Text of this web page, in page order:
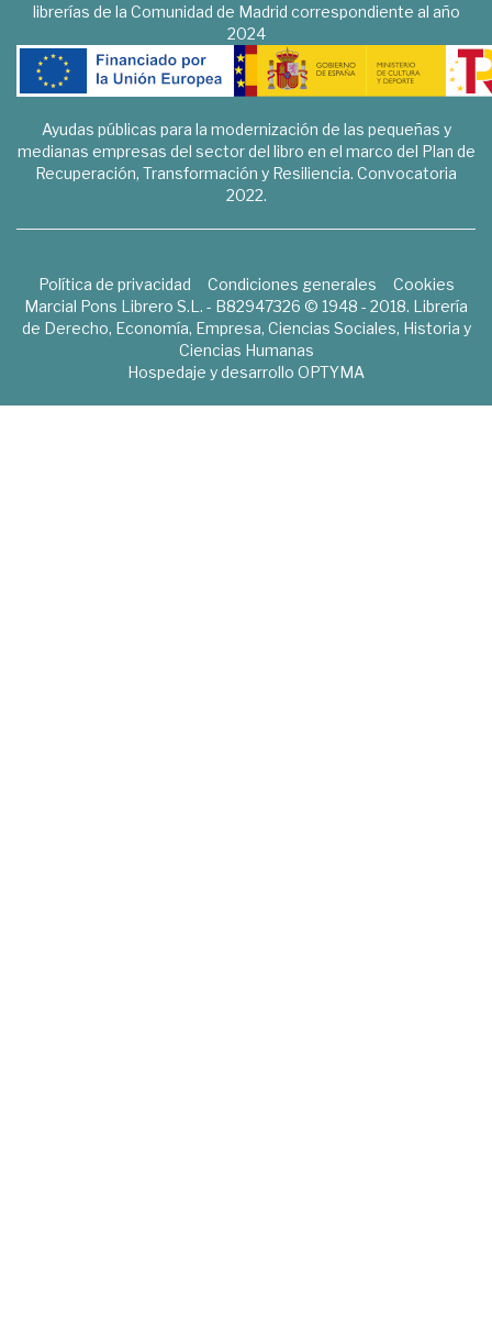
librerías de la Comunidad de Madrid correspondiente al año
2024
Ayudas públicas para la modernización de las pequeñas y
medianas empresas del sector del libro en el marco del Plan de
Recuperación, Transformación y Resiliencia. Convocatoria
2022.
Política de privacidad Condiciones generales
Cookies
Marcial Pons Librero S.L. - B82947326 © 1948 - 2018. Librería
de Derecho, Economía, Empresa, Ciencias Sociales, Historia y
Ciencias Humanas
Hospedaje y desarrollo OPTYMA